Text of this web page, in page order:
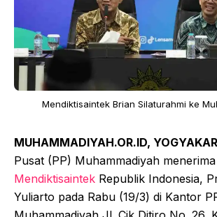
Mendiktisaintek Brian Silaturahmi ke
MUHAMMADIYAH.OR.ID,
Pusat (PP) Muhammadiyah
Mendiktisaintek Republik Indonesia,
Yuliarto pada Rabu (19/3) di Kantor